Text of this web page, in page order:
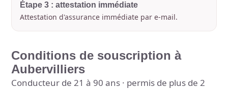
Étape 3 : attestation immédiate
Attestation d'assurance immédiate par e-mail.
Conditions de souscription à
Aubervilliers
Conducteur de 21 à 90 ans · permis de plus de 2